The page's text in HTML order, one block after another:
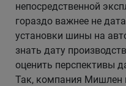
непосредственной
гораздо важнее не
установки шины на
знать дату
оценить перспективы
Так, компания Мишлен